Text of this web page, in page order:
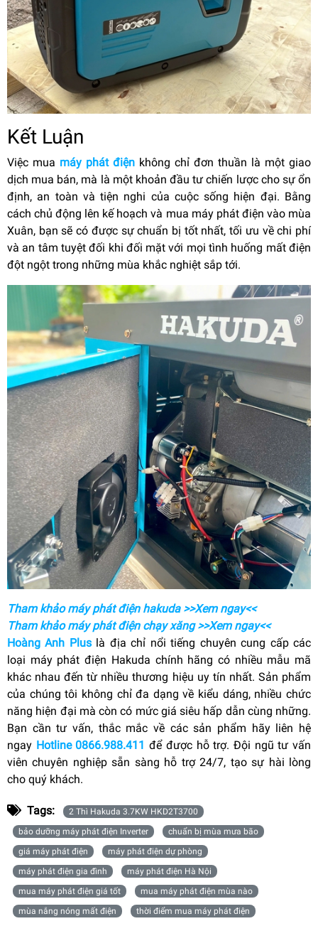
Kết Luận
Việc mua máy phát điện không chỉ đơn thuần là một giao
dịch mua bán, mà là một khoản đầu tư chiến lược cho sự ổn
định, an toàn và tiện nghi của cuộc sống hiện đại. Bằng
cách chủ động lên kế hoạch và mua máy phát điện vào mùa
Xuân, bạn sẽ có được sự chuẩn bị tốt nhất, tối ưu về chi phí
và an tâm tuyệt đối khi đối mặt với mọi tình huống mất điện
đột ngột trong những mùa khắc nghiệt sắp tới.
Tham khảo máy phát điện hakuda >>Xem ngay<<
Tham khảo máy phát điện chạy xăng >>Xem ngay<<
Hoàng Anh Pluslà địa chỉ nổi tiếng chuyên cung cấp các
loại máy phát điện Hakuda chính hãng có nhiều mẫu mã
khác nhau đến từ nhiều thương hiệu uy tín nhất. Sản phẩm
của chúng tôi không chỉ đa dạng về kiểu dáng, nhiều chức
năng hiện đại mà còn có mức giá siêu hấp dẫn cùng những.
Bạn cần tư vấn, thắc mắc về các sản phẩm hãy liên hệ
ngay Hotline 0866.988.411 để được hỗ trợ. Đội ngũ tư vấn
viên chuyên nghiệp sẵn sàng hỗ trợ 24/7, tạo sự hài lòng
cho quý khách.
Tags:
2 Thì Hakuda 3.7KW HKD2T3700
bảo dưỡng máy phát điện Inverter
chuẩn bị mùa mưa bão
giá máy phát điện
máy phát điện dự phòng
máy phát điện gia đình
máy phát điện Hà Nội
mua máy phát điện giá tốt
mua máy phát điện mùa nào
mùa nắng nóng mất điện
thời điểm mua máy phát điện